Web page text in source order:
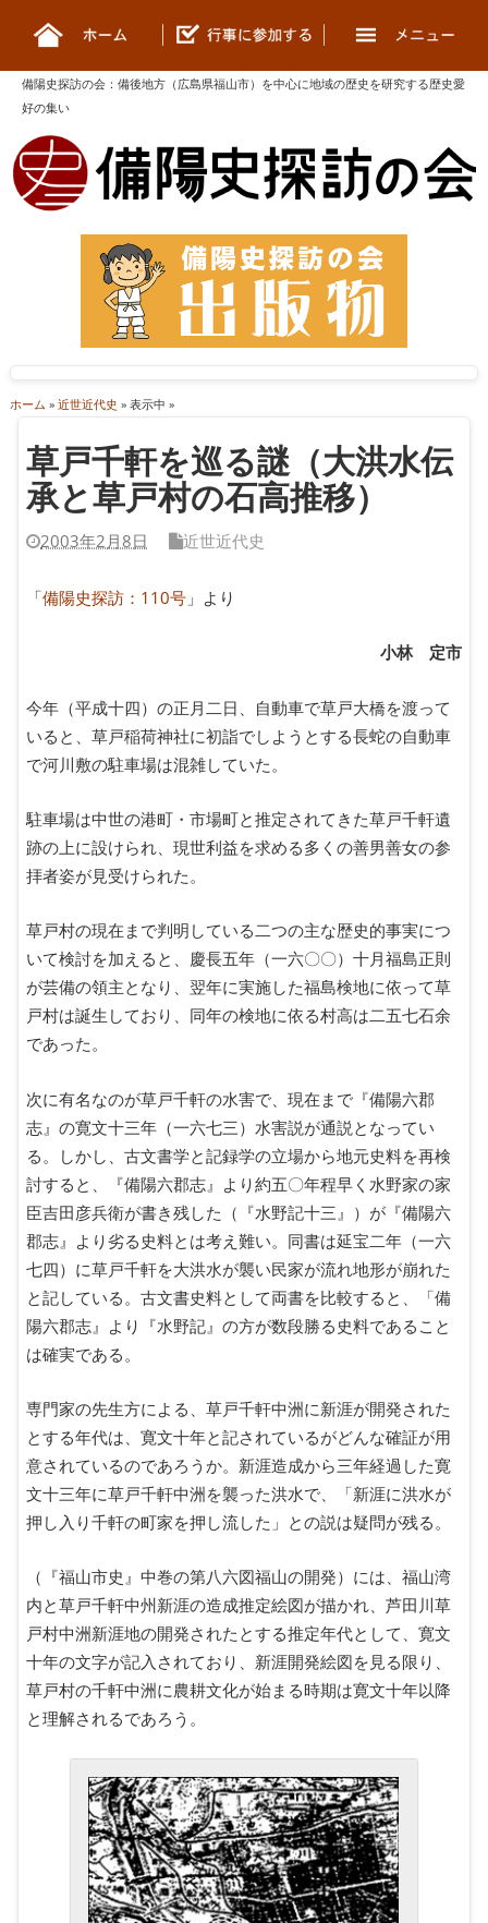
備陽史探訪の会 ： 備後地方（広島県福山市）を中心に地域の歴史を研究する歴史愛
好の集い
ホーム » 近世近代史 » 表示中 »
草戸千軒を巡る謎（大洪水伝
承と草戸村の石高推移）
2003年2月8日 近世近代史
「備陽史探訪：110号 」より
小林 定市
今年（平成十四）の正月二日、自動車で草戸大橋を渡って
いると、草戸稲荷神社に初詣でしようとする長蛇の自動車
で河川敷の駐車場は混雑していた。
駐車場は中世の港町・市場町と推定されてきた草戸千軒遺
跡の上に設けられ、現世利益を求める多くの善男善女の参
拝者姿が見受けられた。
草戸村の現在まで判明している二つの主な歴史的事実につ
いて検討を加えると、慶長五年（一六〇〇）十月福島正則
が芸備の領主となり、翌年に実施した福島検地に依って草
戸村は誕生しており、同年の検地に依る村高は二五七石余
であった。
次に有名なのが草戸千軒の水害で、現在まで『備陽六郡
志』の寛文十三年（一六七三）水害説が通説となってい
る。しかし、古文書学と記録学の立場から地元史料を再検
討すると、『備陽六郡志』より約五〇年程早く水野家の家
臣吉田彦兵衛が書き残した（『水野記十三』）が『備陽六
郡志』より劣る史料とは考え難い。同書は延宝二年（一六
七四）に草戸千軒を大洪水が襲い民家が流れ地形が崩れた
と記している。古文書史料として両書を比較すると、「備
陽六郡志』より『水野記』の方が数段勝る史料であること
は確実である。
専門家の先生方による、草戸千軒中洲に新涯が開発された
とする年代は、寛文十年と記されているがどんな確証が用
意されているのであろうか。新涯造成から三年経過した寛
文十三年に草戸千軒中洲を襲った洪水で、「新涯に洪水が
押し入り千軒の町家を押し流した」との説は疑問が残る。
（『福山市史』中巻の第八六図福山の開発）には、福山湾
内と草戸千軒中州新涯の造成推定絵図が描かれ、芦田川草
戸村中洲新涯地の開発されたとする推定年代として、寛文
十年の文字が記入されており、新涯開発絵図を見る限り、
草戸村の千軒中洲に農耕文化が始まる時期は寛文十年以降
と理解されるであろう。